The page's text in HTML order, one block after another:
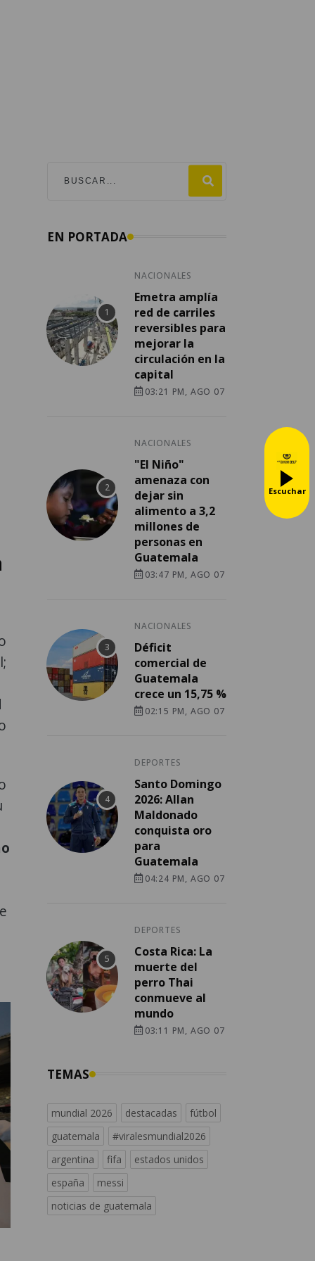
EN PORTADA
NACIONALES
Emetra amplía
red de carriles
reversibles para
mejorar la
circulación en la
capital
03:21 PM, AGO 07
NACIONALES
"El Niño"
amenaza con
dejar sin
alimento a 3,2
millones de
personas en
Guatemala
03:47 PM, AGO 07
NACIONALES
Déficit
comercial de
Guatemala
crece un 15,75 %
02:15 PM, AGO 07
DEPORTES
Santo Domingo
2026: Allan
Maldonado
conquista oro
para
Guatemala
04:24 PM, AGO 07
DEPORTES
Costa Rica: La
muerte del
perro Thai
conmueve al
mundo
03:11 PM, AGO 07
TEMAS
mundial 2026 destacadas
fútbol
guatemala
#viralesmundial2026
argentina
fifa
estados unidos
españa
messi
noticias de guatemala
Escuchar